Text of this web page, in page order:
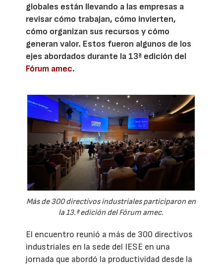
globales están llevando a las empresas a
revisar cómo trabajan, cómo invierten,
cómo organizan sus recursos y cómo
generan valor. Estos fueron algunos de los
ejes abordados durante la 13ª edición del
Fórum amec.
Más de 300 directivos industriales participaron en
la 13.ª edición del Fórum amec.
El encuentro reunió a más de 300 directivos
industriales en la sede del IESE en una
jornada que abordó la productividad desde la